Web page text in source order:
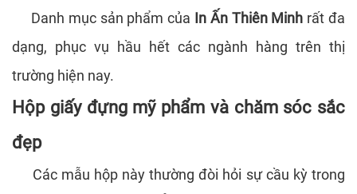
Danh mục sản phẩm của In Ấn Thiên Minh rất đa
dạng, phục vụ hầu hết các ngành hàng trên thị
trường hiện nay.
Hộp giấy đựng mỹ phẩm và chăm sóc sắc
đẹp
Các mẫu hộp này thường đòi hỏi sự cầu kỳ trong